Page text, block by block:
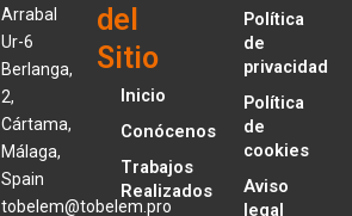
Arrabal
Ur-6
Berlanga,
2,
Cártama,
Málaga,
Spain
tobelem@tobelem.pro
del
Sitio
Inicio
Conócenos
Trabajos
Realizados
Política
de
privacidad
Política
de
cookies
Aviso
legal